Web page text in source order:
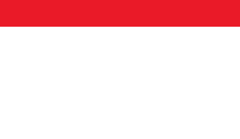
Descarga la APP